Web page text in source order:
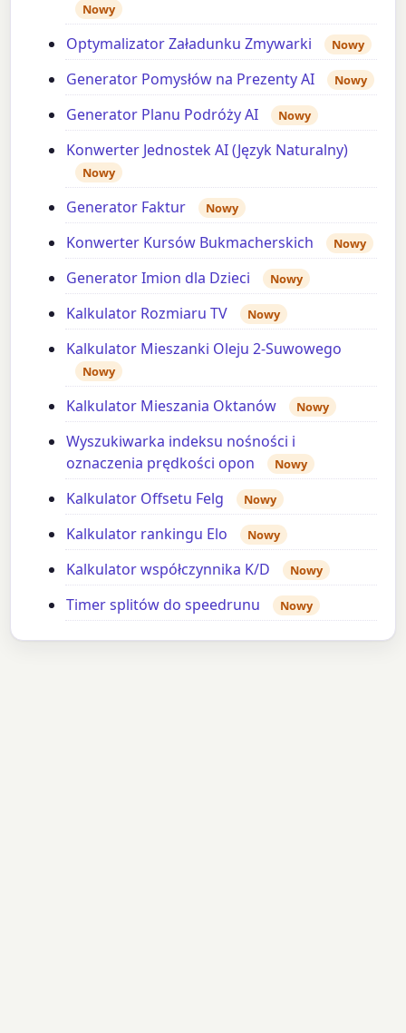
Nowy
Optymalizator Załadunku Zmywarki Nowy
Generator Pomysłów na Prezenty AI Nowy
Generator Planu Podróży AI Nowy
Konwerter Jednostek AI (Język Naturalny)
Nowy
Generator Faktur Nowy
Konwerter Kursów Bukmacherskich Nowy
Generator Imion dla Dzieci Nowy
Kalkulator Rozmiaru TV Nowy
Kalkulator Mieszanki Oleju 2-Suwowego
Nowy
Kalkulator Mieszania Oktanów Nowy
Wyszukiwarka indeksu nośności i
oznaczenia prędkości opon
Nowy
Kalkulator Offsetu Felg Nowy
Kalkulator rankingu Elo Nowy
Kalkulator współczynnika K/D Nowy
Timer splitów do speedrunu Nowy